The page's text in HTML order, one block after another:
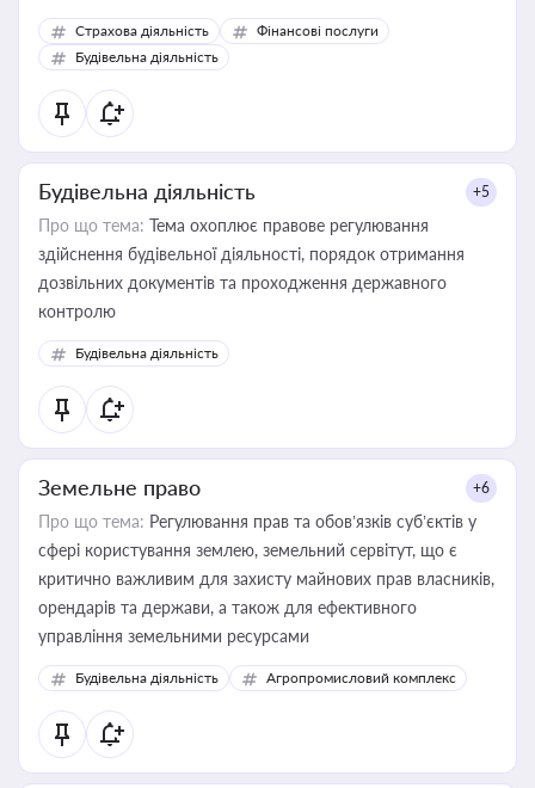
корисне для власника бізнесу, керівника, юриста або
бухгалтера під час оподаткування, приватизації, оренди
державного майна, корпоративних угод і перевірки
статусу суб'єктів оціночної діяльності
Страхова діяльність
Фінансові послуги
Будівельна діяльність
Будівельна діяльність +5
Про що тема: Тема охоплює правове регулювання
здійснення будівельної діяльності, порядок отримання
дозвільних документів та проходження державного
контролю
Будівельна діяльність
Земельне право +6
Про що тема: Регулювання прав та обов’язків суб’єктів у
сфері користування землею, земельний сервітут, що є
критично важливим для захисту майнових прав власників,
орендарів та держави, а також для ефективного
управління земельними ресурсами
Будівельна діяльність Агропромисловий комплекс